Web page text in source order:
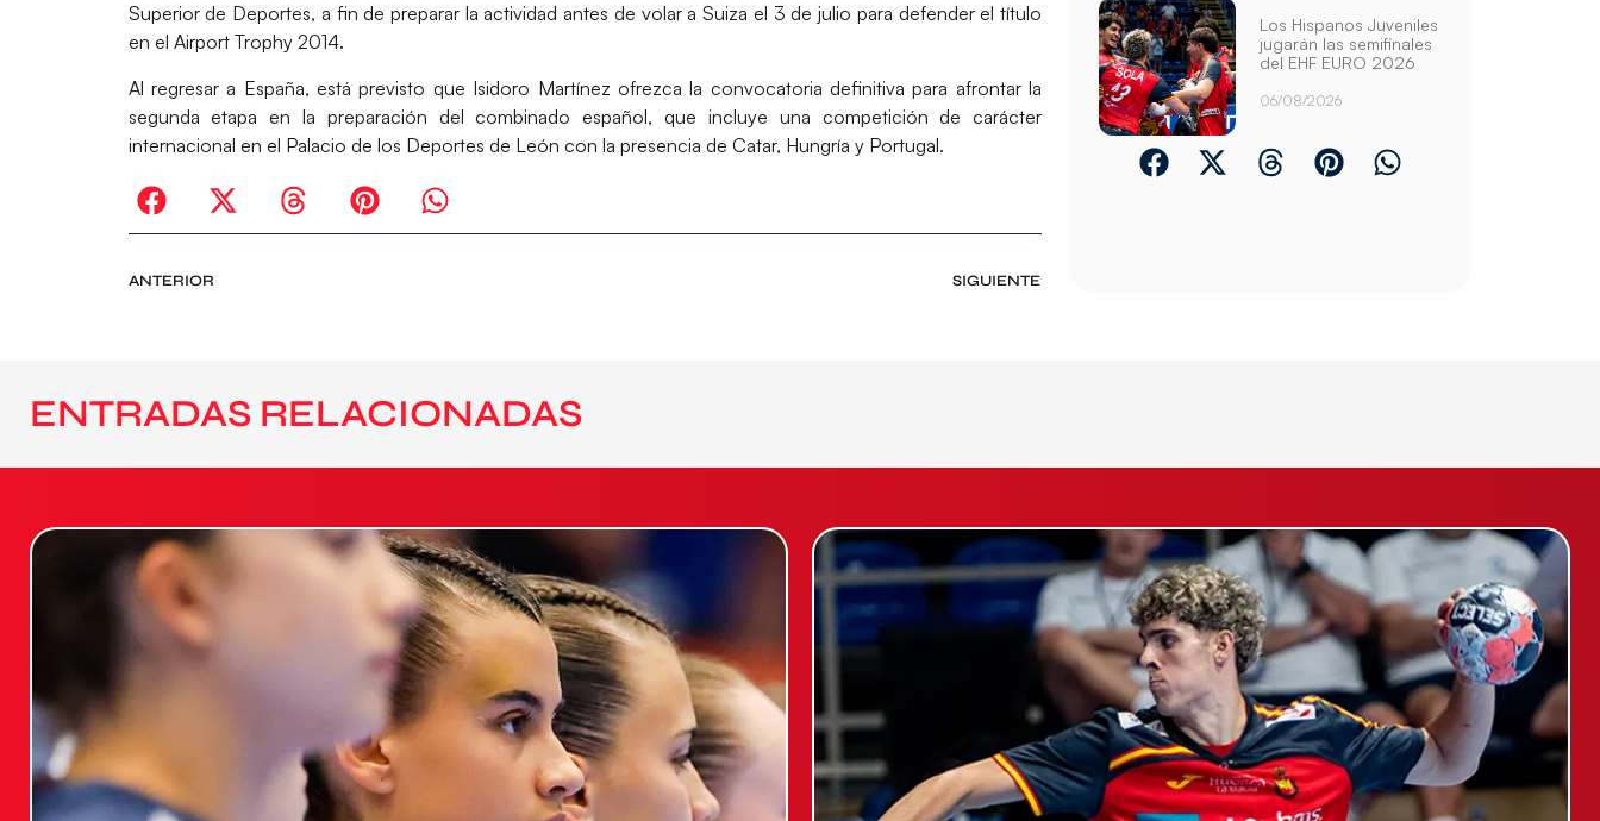
Superior de Deportes, a fin de preparar la actividad antes de volar a Suiza el 3 de julio para defender el título
en el Airport Trophy 2014.
Al regresar a España, está previsto que Isidoro Martínez ofrezca la convocatoria definitiva para afrontar la
segunda etapa en la preparación del combinado español, que incluye una competición de carácter
internacional en el Palacio de los Deportes de León con la presencia de Catar, Hungría y Portugal.
ANTERIOR SIGUIENTE
Los Hispanos Juveniles
jugarán las semifinales
del EHF EURO 2026
06/08/2026
ENTRADAS RELACIONADAS